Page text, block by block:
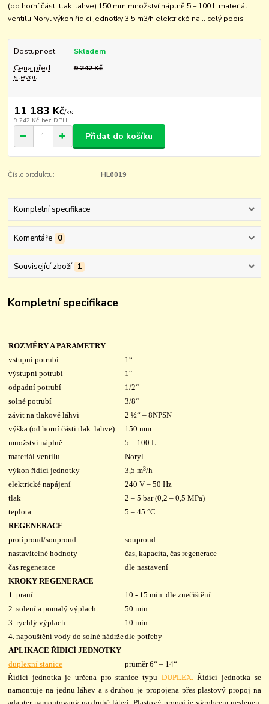
(od horní části tlak. lahve) 150 mm množství náplně 5 – 100 L materiál
ventilu Noryl výkon řídicí jednotky 3,5 m3/h elektrické na... celý popis
Dostupnost
Skladem
Cena před
slevou
9 242 Kč
11 183 Kč/ks
9 242 Kč bez DPH
Přidat do košíku
Číslo produktu: HL6019
Kompletní specifikace
Komentáře 0
Související zboží 1
Kompletní specifikace
ROZMĚRY A PARAMETRY
vstupní potrubí
1“
výstupní potrubí
1“
odpadní potrubí
1/2“
solné potrubí
3/8“
závit na tlakově láhvi
2 ½“ – 8NPSN
výška (od horní části tlak. lahve)
150 mm
množství náplně
5 – 100 L
materiál ventilu
Noryl
výkon řídicí jednotky
3,5 m3/h
elektrické napájení
240 V – 50 Hz
tlak
2 – 5 bar (0,2 – 0,5 MPa)
teplota
5 – 45 °C
REGENERACE
protiproud/souproud
souproud
nastavitelné hodnoty
čas, kapacita, čas regenerace
čas regenerace
dle nastavení
KROKY REGENERACE
1. praní
10 - 15 min. dle znečištění
2. solení a pomalý výplach
50 min.
3. rychlý výplach
10 min.
4. napouštění vody do solné nádržedle potřeby
APLIKACE ŘÍDICÍ JEDNOTKY
duplexní stanice
průměr 6“ – 14“
Řídicí jednotka je určena pro stanice typu DUPLEX.Řídící jednotka se
namontuje na jednu láhev a s druhou je propojena přes plastový propoj na